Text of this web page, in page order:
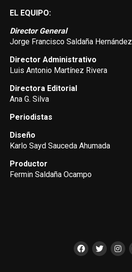
EL EQUIPO:
Director General
Jorge Francisco Saldaña Hernández
Director Administrativo
Luis Antonio Martínez Rivera
Directora Editorial
Ana G. Silva
Periodistas
Diseño
Karlo Sayd Sauceda Ahumada
Productor
Fermin Saldaña Ocampo